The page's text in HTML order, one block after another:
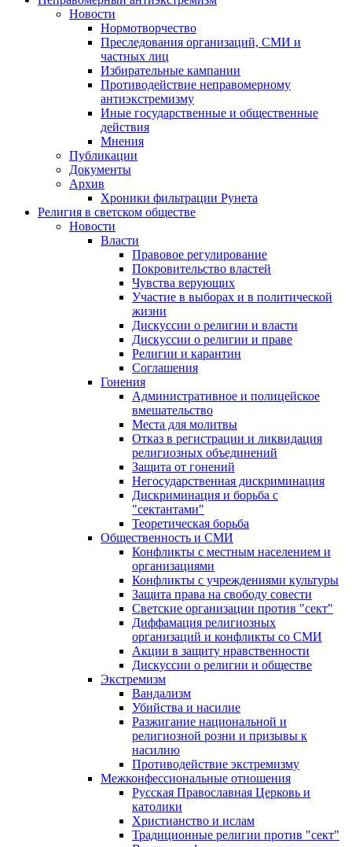
Новости
Нормотворчество
Преследования организаций, СМИ и
частных лиц
Избирательные кампании
Противодействие неправомерному
антиэкстремизму
Иные государственные и общественные
действия
Мнения
Публикации
Документы
Архив
Хроники фильтрации Рунета
Религия в светском обществе
Новости
Власти
Правовое регулирование
Покровительство властей
Чувства верующих
Участие в выборах и в политической
жизни
Дискуссии о религии и власти
Дискуссии о религии и праве
Религии и карантин
Соглашения
Гонения
Административное и полицейское
вмешательство
Места для молитвы
Отказ в регистрации и ликвидация
религиозных объединений
Защита от гонений
Негосударственная дискриминация
Дискриминация и борьба с
"сектантами"
Теоретическая борьба
Общественность и СМИ
Конфликты с местным населением и
организациями
Конфликты с учреждениями культуры
Защита права на свободу совести
Светские организации против "сект"
Диффамация религиозных
организаций и конфликты со СМИ
Акции в защиту нравственности
Дискуссии о религии и обществе
Экстремизм
Вандализм
Убийства и насилие
Разжигание национальной и
религиозной розни и призывы к
насилию
Противодействие экстремизму
Межконфессиональные отношения
Русская Православная Церковь и
католики
Христианство и ислам
Традиционные религии против "сект"